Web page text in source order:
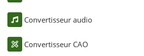
Convertisseur audio
Convertisseur CAO